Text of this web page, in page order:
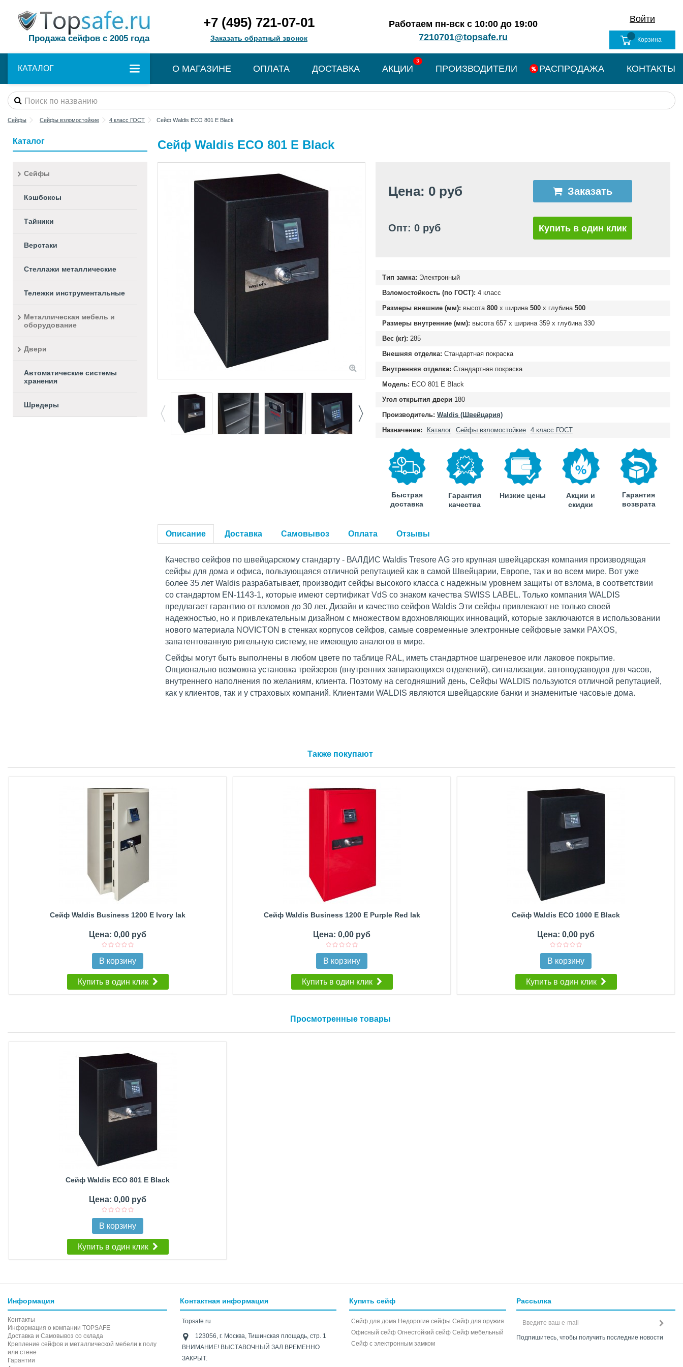
Продажа сейфов с 2005 года
Войти
Корзина
Работаем пн-вск с 10:00 до 19:00
7210701@topsafe.ru
+7 (495) 721-07-01
Заказать обратный звонок
КАТАЛОГ О МАГАЗИНЕ ОПЛАТА ДОСТАВКА
3
АКЦИИ ПРОИЗВОДИТЕЛИ РАСПРОДАЖА КОНТАКТЫ
Сейфы Сейфы взломостойкие 4 класс ГОСТ Сейф Waldis ECO 801 E Black
Каталог
Сейфы
Кэшбоксы
Тайники
Верстаки
Стеллажи металлические
Тележки инструментальные
Металлическая мебель и
оборудование
Двери
Автоматические системы
хранения
Шредеры
Сейф Waldis ECO 801 E Black
Цена: 0 руб
Опт: 0 руб
Заказать
Купить в один клик
Тип замка: Электронный
Взломостойкость (по ГОСТ): 4 класс
Размеры внешние (мм): высота 800х ширина 500х глубина 500
Размеры внутренние (мм): высота 657х ширина 359х глубина 330
Вес (кг): 285
Внешняя отделка: Стандартная покраска
Внутренняя отделка: Стандартная покраска
Модель: ECO 801 E Black
Угол открытия двери 180
Производитель: Waldis (Швейцария)
Назначение:
Каталог Сейфы взломостойкие 4 класс ГОСТ
Быстрая
доставка
Гарантия
качества
Низкие цены
Акции и
скидки
Гарантия
возврата
Описание Доставка Самовывоз Оплата Отзывы
Качество сейфов по швейцарскому стандарту - ВАЛДИС Waldis Tresore AG это крупная швейцарская компания производящая
сейфы для дома и офиса, пользующаяся отличной репутацией как в самой Швейцарии, Европе, так и во всем мире. Вот уже
более 35 лет Waldis разрабатывает, производит сейфы высокого класса с надежным уровнем защиты от взлома, в соответствии
со стандартом EN-1143-1, которые имеют сертификат VdS со знаком качества SWISS LABEL. Только компания WALDIS
предлагает гарантию от взломов до 30 лет. Дизайн и качество сейфов Waldis Эти сейфы привлекают не только своей
надежностью, но и привлекательным дизайном с множеством вдохновляющих инноваций, которые заключаются в использовании
нового материала NOVICTON в стенках корпусов сейфов, самые современные электронные сейфовые замки PAXOS,
запатентованную ригельную систему, не имеющую аналогов в мире.
Сейфы могут быть выполнены в любом цвете по таблице RAL, иметь стандартное шагреневое или лаковое покрытие.
Опционально возможна установка трейзеров (внутренних запирающихся отделений), сигнализации, автоподзаводов для часов,
внутреннего наполнения по желаниям, клиента. Поэтому на сегодняшний день, Сейфы WALDIS пользуются отличной репутацией,
как у клиентов, так и у страховых компаний. Клиентами WALDIS являются швейцарские банки и знаменитые часовые дома.
Также покупают
Сейф Waldis Business 1200 E Ivory lak
Цена: 0,00 руб
В корзину
Купить в один клик
Сейф Waldis Business 1200 E Purple Red lak
Цена: 0,00 руб
В корзину
Купить в один клик
Сейф Waldis ECO 1000 E Black
Цена: 0,00 руб
В корзину
Купить в один клик
Просмотренные товары
Сейф Waldis ECO 801 E Black
Цена: 0,00 руб
В корзину
Купить в один клик
Информация
Контакты
Информация о компании TOPSAFE
Доставка и Самовывоз со склада
Крепление сейфов и металлической мебели к полу
или стене
Гарантии
Контактная информация
Topsafe.ru
123056, г. Москва, Тишинская площадь, стр. 1
ВНИМАНИЕ! ВЫСТАВОЧНЫЙ ЗАЛ ВРЕМЕННО
ЗАКРЫТ.
Купить сейф
Сейф для дома Недорогие сейфы Сейф для оружия
Офисный сейф Огнестойкий сейф Сейф мебельный
Cейф с электронным замком
Рассылка
Подпишитесь, чтобы получить последние новости